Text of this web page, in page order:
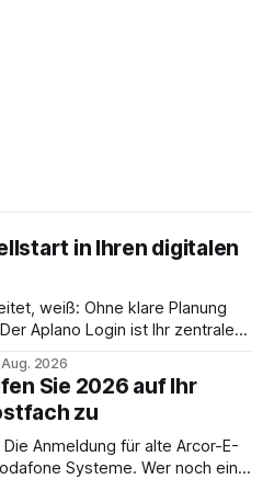
in Ihren digitalen
weiß: Ohne klare Planung
Aplano Login ist Ihr zentraler
kommunikation rund um
In diesem Leitfaden
einen reibungslosen Einstieg
2026
Sie 2026 auf Ihr
zu
Systeme. Wer noch eine